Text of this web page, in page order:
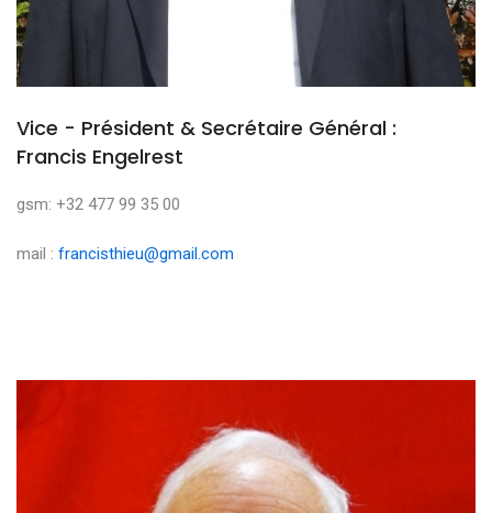
Vice - Président & Secrétaire Général :
Francis Engelrest
gsm: +32 477 99 35 00
mail : francisthieu@gmail.com